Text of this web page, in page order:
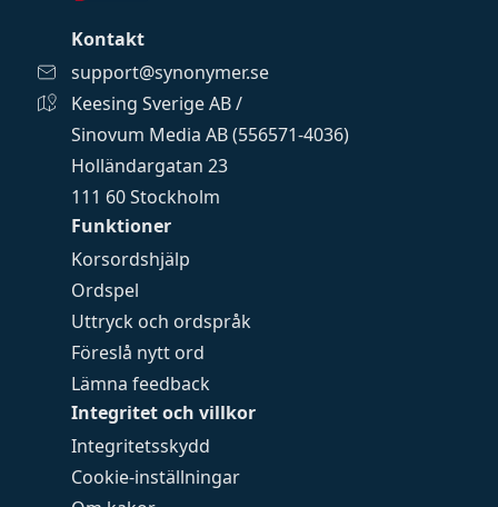
Funktioner
Korsordshjälp
Ordspel
Uttryck och ordspråk
Föreslå nytt ord
Lämna feedback
Integritet och villkor
Integritetsskydd
Cookie-inställningar
Kontakt
support@synonymer.se
Keesing Sverige AB /
Sinovum Media AB (556571-4036)
Holländargatan 23
111 60 Stockholm